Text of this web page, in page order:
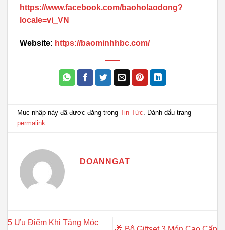
https://www.facebook.com/baoholaodong?
locale=vi_VN
Website: https://baominhhbc.com/
Mục nhập này đã được đăng trongTin Tức. Đánh dấu trang
permalink.
DOANNGAT
5 Ưu Điểm Khi Tặng Móc